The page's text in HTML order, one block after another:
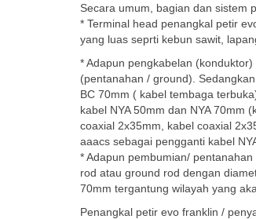
Secara umum, bagian dan sistem
* Terminal head penangkal petir
yang luas seprti kebun sawit,
* Adapun pengkabelan
(pentanahan / ground).
BC 70mm ( kabel tembaga
kabel NYA 50mm dan NYA 70mm
coaxial 2x35mm, kabel coaxial
aaacs sebagai pengganti kabel
* Adapun pembumian/
rod atau ground rod dengan
70mm tergantung wilayah yang
Penangkal petir evo franklin /